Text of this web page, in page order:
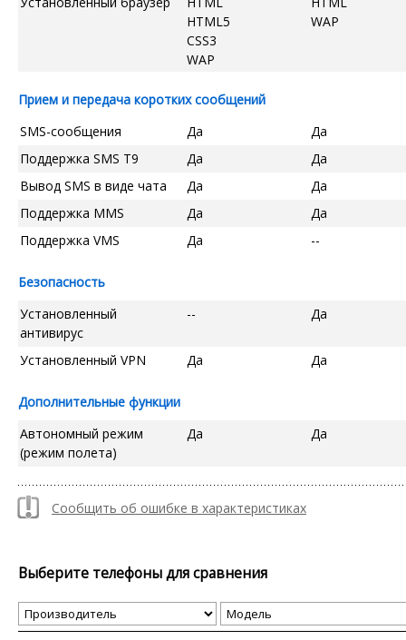
HTML5
CSS3
WAP
WAP
Прием и передача коротких сообщений
SMS-сообщения
Да
Да
Поддержка SMS T9
Да
Да
Вывод SMS в виде чата
Да
Да
Поддержка MMS
Да
Да
Поддержка VMS
Да --
Безопасность
Установленный
антивирус
-- Да
Установленный VPN Да Да
Дополнительные функции
Автономный режим
(режим полета)
Да Да
Сообщить об ошибке в характеристиках
Выберите телефоны для сравнения